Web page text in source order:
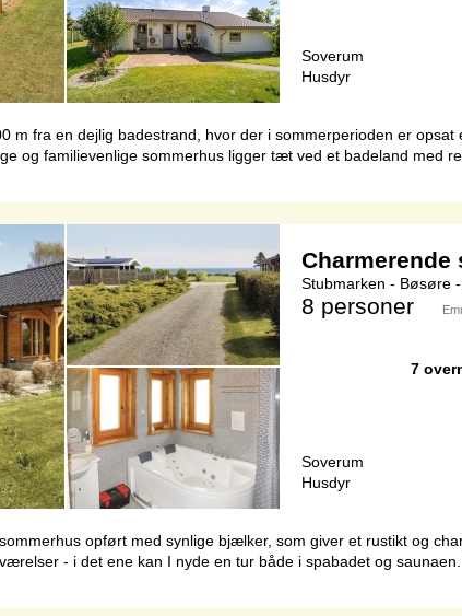
Soverum
Husdyr
m fra en dejlig badestrand, hvor der i sommerperioden er
og familievenlige sommerhus ligger tæt ved et badeland med
Charmerende
Stubmarken - Bøsøre
8 personer
7
Soverum
Husdyr
opført med synlige bjælker, som giver et rustikt og
- i det ene kan I nyde en tur både i spabadet og